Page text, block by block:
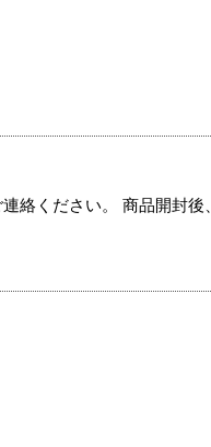
絡ください。 商品開封